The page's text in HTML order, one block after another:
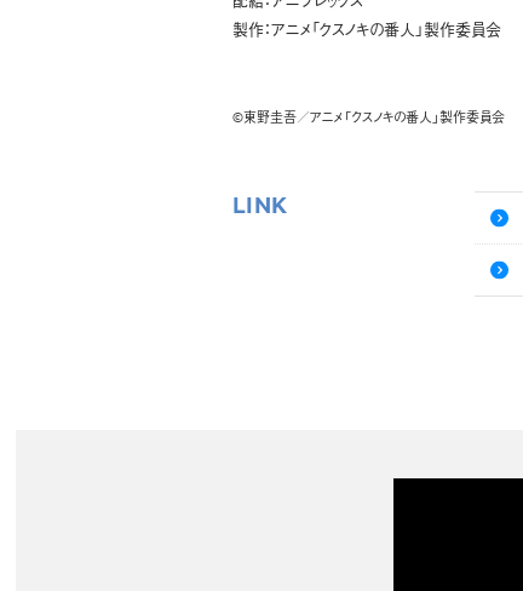
製作：アニメ「クスノキの番人」製作委員会
©東野圭吾／アニメ「クスノキの番人」製作委員会
LINK